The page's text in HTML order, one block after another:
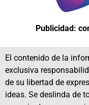
Publicidad:
El contenido de la
exclusiva
de su libertad de
ideas. Se deslinda de